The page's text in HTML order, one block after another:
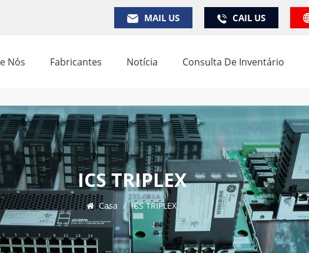
MAIL US CAIL US
Nós Fabricantes Notícia Consulta De Inventário
ICS TRIPLEX
Casa / ICS TRIPLEX